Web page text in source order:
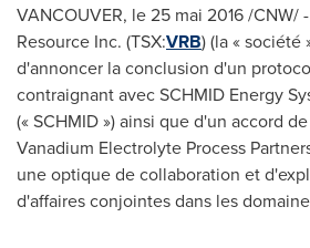
VANCOUVER, le 25 mai 2016 /CNW/
Resource Inc. (TSX:VRB) (la « société
d'annoncer la conclusion d'un
contraignant avec SCHMID Energy
(« SCHMID ») ainsi que d'un accord
Vanadium Electrolyte Process
une optique de collaboration et
d'affaires conjointes dans les